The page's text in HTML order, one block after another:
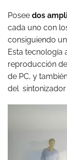
Posee dos
cada uno con
consiguiendo
Esta tecnología
reproducción
de PC, y
del sintonizador